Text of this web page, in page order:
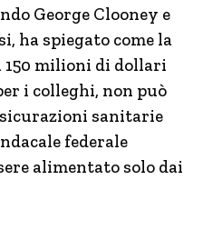
George Clooney e
ha spiegato come la
150 milioni di dollari
i colleghi, non può
sanitarie
federale
alimentato solo dai